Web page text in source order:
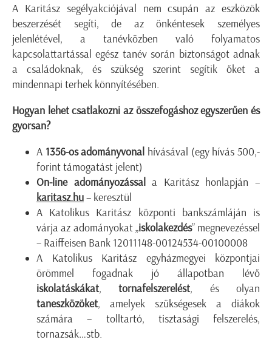
A Karitász segélyakciójával nem csupán az eszközök
beszerzését segíti, de az önkéntesek személyes
jelenlétével, a tanévközben való folyamatos
kapcsolattartással egész tanév során biztonságot adnak
a családoknak, és szükség szerint segítik őket a
mindennapi terhek könnyítésében.
Hogyan lehet csatlakozni az összefogáshoz egyszerűen és
gyorsan?
A 1356-os adományvonal hívásával (egy hívás 500,-
forint támogatást jelent)
On-line adományozással
a Karitász honlapján –
karitasz.hu– keresztül
A Katolikus Karitász központi bankszámláján is
várja az adományokat „iskolakezdés” megnevezéssel
– Raiffeisen Bank 12011148-00124534-00100008
A Katolikus Karitász egyházmegyei központjai
örömmel fogadnak jó állapotban lévő
iskolatáskákat,tornafelszerelést, és olyan
taneszközöket, amelyek szükségesek a diákok
számára – tolltartó, tisztasági felszerelés,
tornazsák…stb.